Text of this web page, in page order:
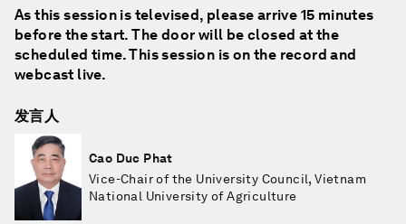
As this session is televised, please arrive 15 minutes
before the start. The door will be closed at the
scheduled time. This session is on the record and
webcast live.
发言人
Cao Duc Phat
Vice-Chair of the University Council, Vietnam
National University of Agriculture